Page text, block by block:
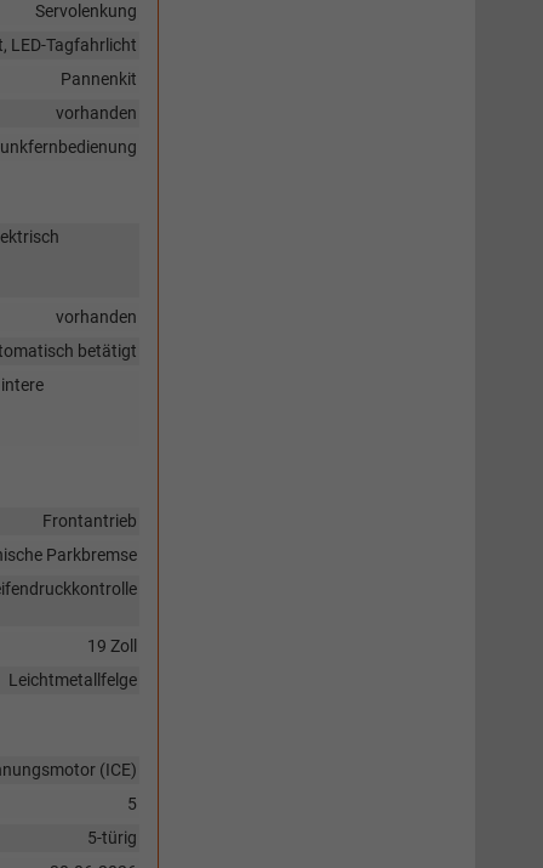
Servolenkung
LED-Tagfahrlicht
Pannenkit
vorhanden
vorhanden
betätigt
Frontantrieb
Parkbremse
19 Zoll
Leichtmetallfelge
(ICE)
5
5-türig